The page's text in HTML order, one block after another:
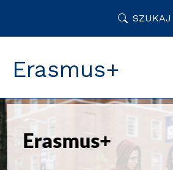
SZUKAJ
Erasmus+
Erasmus+